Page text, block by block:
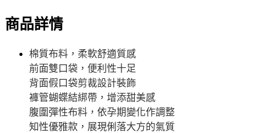
商品詳情
棉質布料，柔軟舒適質感
前面雙口袋，便利性十足
背面假口袋剪裁設計裝飾
褲管蝴蝶結綁帶，增添甜美感
腹圍彈性布料，依孕期變化作調整
知性優雅款，展現俐落大方的氣質